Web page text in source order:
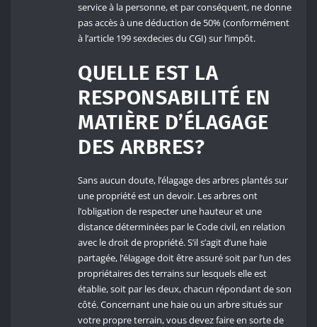
service à la personne, et par conséquent, ne donne
pas accès à une déduction de 50% (conformément
à l’article 199 sexdecies du CGI) sur l’impôt.
QUELLE EST LA
RESPONSABILITÉ EN
MATIÈRE D’ÉLAGAGE
DES ARBRES?
Sans aucun doute, l’élagage des arbres plantés sur
une propriété est un devoir. Les arbres ont
l’obligation de respecter une hauteur et une
distance déterminées par le Code civil, en relation
avec le droit de propriété. S’il s’agit d’une haie
partagée, l’élagage doit être assuré soit par l’un des
propriétaires des terrains sur lesquels elle est
établie, soit par les deux, chacun répondant de son
côté. Concernant une haie ou un arbre situés sur
votre propre terrain, vous devez faire en sorte de